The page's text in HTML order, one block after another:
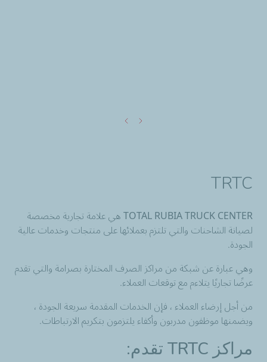
TRTC
TOTAL RUBIA TRUCK CENTER هي علامة تجارية مخصصة
لصيانة الشاحنات والتي تلتزم بعملائها على منتجات وخدمات عالية
الجودة.
وهي عبارة عن شبكة من مراكز الصرف المختارة بصرامة والتي تقدم
عرضًا تجاريًا يتلاءم مع توقعات العملاء.
من أجل إرضاء العملاء ، فإن الخدمات المقدمة سريعة الجودة ،
ويضمنها موظفون مدربون وأكفاء يلتزمون بتكريم الارتباطات.
مراكز TRTC تقدم: